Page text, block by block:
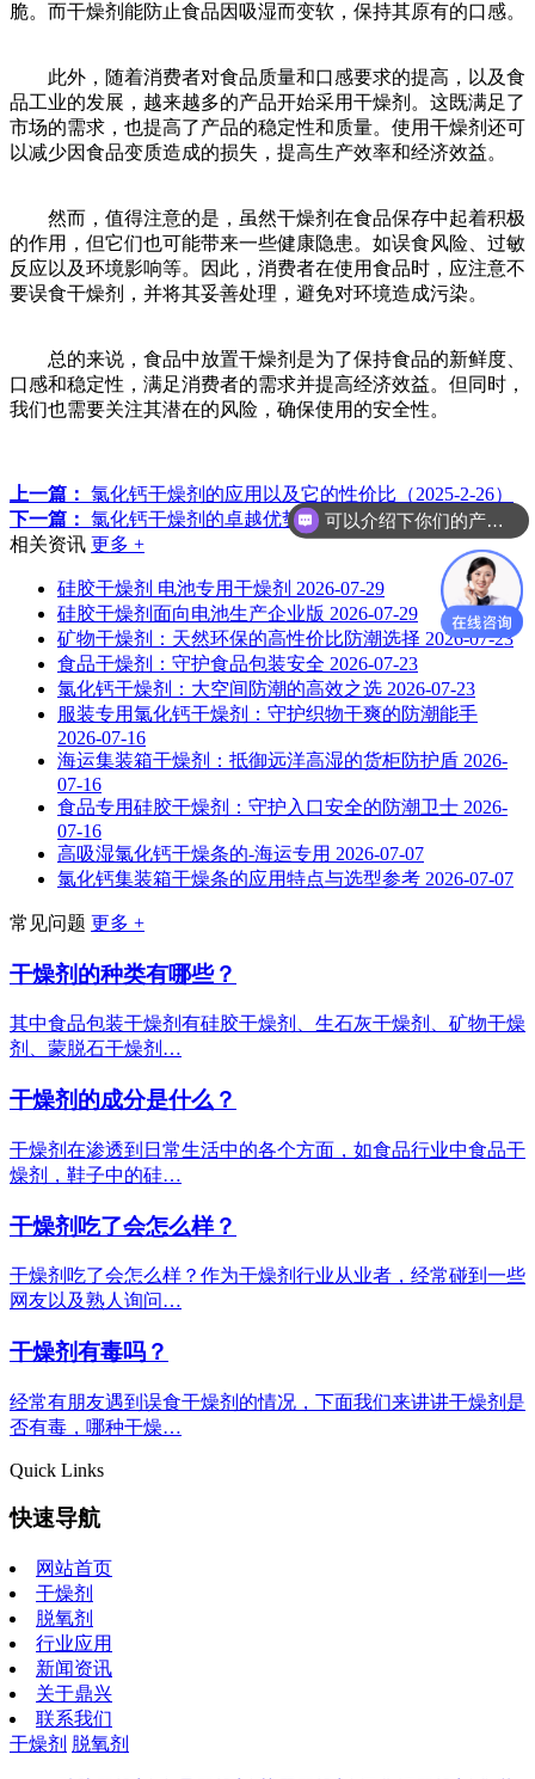
脆。而干燥剂能防止食品因吸湿而变软，保持其原有的口感。
此外，随着消费者对食品质量和口感要求的提高，以及食
品工业的发展，越来越多的产品开始采用干燥剂。这既满足了
市场的需求，也提高了产品的稳定性和质量。使用干燥剂还可
以减少因食品变质造成的损失，提高生产效率和经济效益。
然而，值得注意的是，虽然干燥剂在食品保存中起着积极
的作用，但它们也可能带来一些健康隐患。如误食风险、过敏
反应以及环境影响等。因此，消费者在使用食品时，应注意不
要误食干燥剂，并将其妥善处理，避免对环境造成污染。
总的来说，食品中放置干燥剂是为了保持食品的新鲜度、
口感和稳定性，满足消费者的需求并提高经济效益。但同时，
我们也需要关注其潜在的风险，确保使用的安全性。
上一篇： 氯化钙干燥剂的应用以及它的性价比（2025-2-26）
下一篇： 氯化钙干燥剂的卓越优势与广泛应用（2025-2-20）
相关资讯 更多 +
硅胶干燥剂 电池专用干燥剂 2026-07-29
硅胶干燥剂面向电池生产企业版 2026-07-29
矿物干燥剂：天然环保的高性价比防潮选择 2026-07-23
食品干燥剂：守护食品包装安全 2026-07-23
氯化钙干燥剂：大空间防潮的高效之选 2026-07-23
服装专用氯化钙干燥剂：守护织物干爽的防潮能手
2026-07-16
海运集装箱干燥剂：抵御远洋高湿的货柜防护盾 2026-
07-16
食品专用硅胶干燥剂：守护入口安全的防潮卫士 2026-
07-16
高吸湿氯化钙干燥条的-海运专用 2026-07-07
氯化钙集装箱干燥条的应用特点与选型参考 2026-07-07
常见问题 更多 +
干燥剂的种类有哪些？
其中食品包装干燥剂有硅胶干燥剂、生石灰干燥剂、矿物干燥
剂、蒙脱石干燥剂…
干燥剂的成分是什么？
干燥剂在渗透到日常生活中的各个方面，如食品行业中食品干
燥剂，鞋子中的硅…
干燥剂吃了会怎么样？
干燥剂吃了会怎么样？作为干燥剂行业从业者，经常碰到一些
网友以及熟人询问…
干燥剂有毒吗？
经常有朋友遇到误食干燥剂的情况，下面我们来讲讲干燥剂是
否有毒，哪种干燥…
Quick Links
快速导航
网站首页
干燥剂
脱氧剂
行业应用
新闻资讯
关于鼎兴
联系我们
干燥剂 脱氧剂
可以介绍下你们的产品么？
你们是怎么收费的呢？